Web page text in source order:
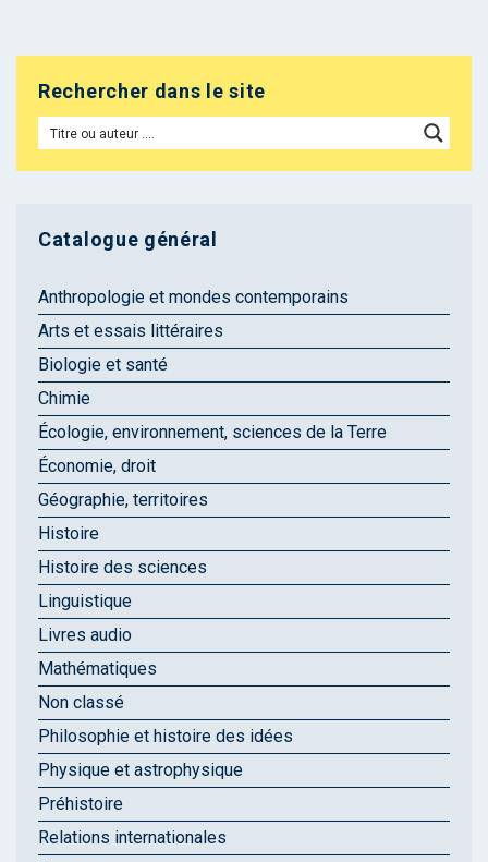
Rechercher dans le site
Catalogue général
Anthropologie et mondes contemporains
Arts et essais littéraires
Biologie et santé
Chimie
Écologie, environnement, sciences de la Terre
Économie, droit
Géographie, territoires
Histoire
Histoire des sciences
Linguistique
Livres audio
Mathématiques
Non classé
Philosophie et histoire des idées
Physique et astrophysique
Préhistoire
Relations internationales